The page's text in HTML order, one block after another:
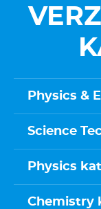
Physics &
Science
Physics
Chemistry